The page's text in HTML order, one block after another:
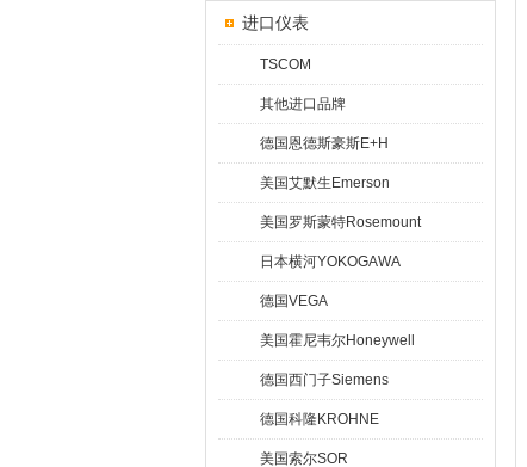
进口仪表
TSCOM
其他进口品牌
德国恩德斯豪斯E+H
美国艾默生Emerson
美国罗斯蒙特Rosemount
日本横河YOKOGAWA
德国VEGA
美国霍尼韦尔Honeywell
德国西门子Siemens
德国科隆KROHNE
美国索尔SOR